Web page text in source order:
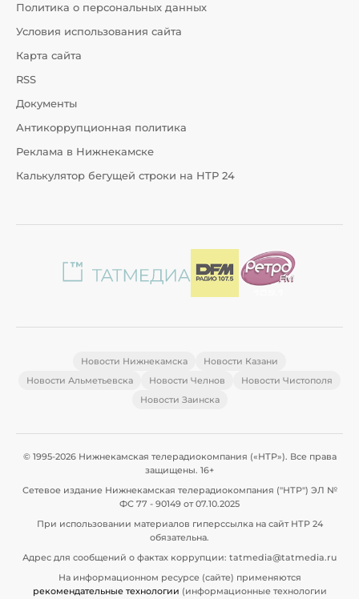
Политика о персональных данных
Условия использования сайта
Карта сайта
RSS
Документы
Антикоррупционная политика
Реклама в Нижнекамске
Калькулятор бегущей строки на НТР 24
Новости Нижнекамска
Новости Казани
Новости Альметьевска
Новости Челнов
Новости Чистополя
Новости Заинска
© 1995-2026 Нижнекамская телерадиокомпания («НТР»). Все права
защищены. 16+
Сетевое издание Нижнекамская телерадиокомпания ("НТР") ЭЛ №
ФС 77 - 90149 от 07.10.2025
При использовании материалов гиперссылка на сайт НТР 24
обязательна.
Адрес для сообщений о фактах коррупции: tatmedia@tatmedia.ru
На информационном ресурсе (сайте) применяются
рекомендательные технологии (информационные технологии